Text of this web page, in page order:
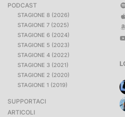
PODCAST
STAGIONE 8 (2026)
STAGIONE 7 (2025)
STAGIONE 6 (2024)
STAGIONE 5 (2023)
STAGIONE 4 (2022)
STAGIONE 3 (2021)
STAGIONE 2 (2020)
STAGIONE 1 (2019)
SUPPORTACI
ARTICOLI